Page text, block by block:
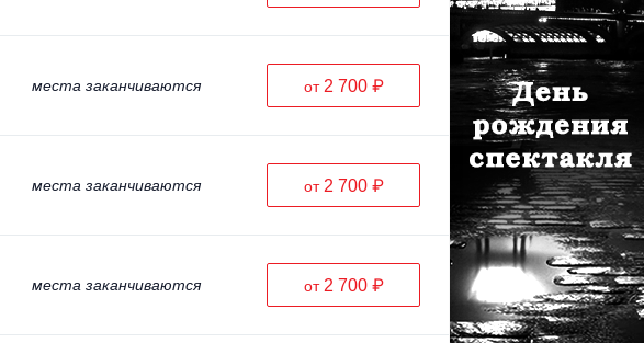
места заканчиваются от 2 700 ₽
места заканчиваются от 2 700 ₽
места заканчиваются от 2 700 ₽